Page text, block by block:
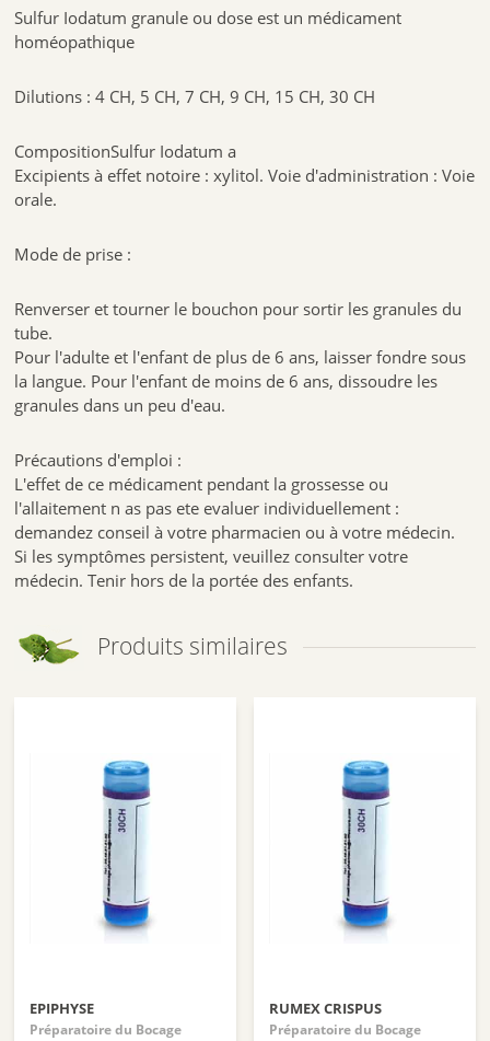
Sulfur Iodatum granule ou dose est un médicament
homéopathique
Dilutions : 4 CH, 5 CH, 7 CH, 9 CH, 15 CH, 30 CH
CompositionSulfur Iodatum a
Excipients à effet notoire : xylitol. Voie d'administration : Voie
orale.
Mode de prise :
Renverser et tourner le bouchon pour sortir les granules du
tube.
Pour l'adulte et l'enfant de plus de 6 ans, laisser fondre sous
la langue. Pour l'enfant de moins de 6 ans, dissoudre les
granules dans un peu d'eau.
Précautions d'emploi :
L'effet de ce médicament pendant la grossesse ou
l'allaitement n as pas ete evaluer individuellement :
demandez conseil à votre pharmacien ou à votre médecin.
Si les symptômes persistent, veuillez consulter votre
médecin. Tenir hors de la portée des enfants.
Produits similaires
EPIPHYSE
Préparatoire du Bocage
RUMEX CRISPUS
Préparatoire du Bocage